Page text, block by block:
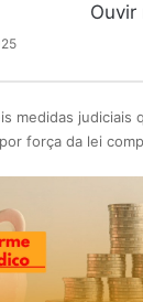
Ouvir
medidas judiciais
força da lei